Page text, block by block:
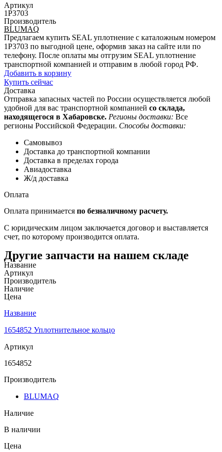
Артикул
1P3703
Производитель
BLUMAQ
Предлагаем купить SEAL уплотнение с каталожным номером
1P3703 по выгодной цене, оформив заказ на сайте или по
телефону. После оплаты мы отгрузим SEAL уплотнение
транспортной компанией и отправим в любой город РФ.
Добавить в корзину
Купить сейчас
Доставка
Отправка запасных частей по России осуществляется любой
удобной для вас транспортной компанией со склада,
находящегося в Хабаровске. Регионы доставки: Все
регионы Российской Федерации. Способы доставки:
Самовывоз
Доставка до транспортной компании
Доставка в пределах города
Авиадоставка
Ж/д доставка
Оплата
Оплата принимается по безналичному расчету.
С юридическим лицом заключается договор и выставляется
счет, по которому производится оплата.
Другие запчасти на нашем складе
Название
Артикул
Производитель
Наличие
Цена
Название
1654852 Уплотнительное кольцо
Артикул
1654852
Производитель
BLUMAQ
Наличие
В наличии
Цена